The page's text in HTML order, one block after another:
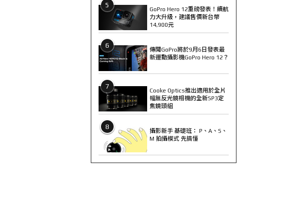
5
GoPro Hero 12重磅發表！續航
力大升級，建議售價新台幣
14,900元
6
傳聞GoPro將於9月6日發表最
新運動攝影機GoPro Hero 12？
7
Cooke Optics推出適用於全片
幅無反光鏡相機的全新SP3定
焦鏡頭組
8
攝影新手 基礎班： P、A、S、
M 拍攝模式 先搞懂